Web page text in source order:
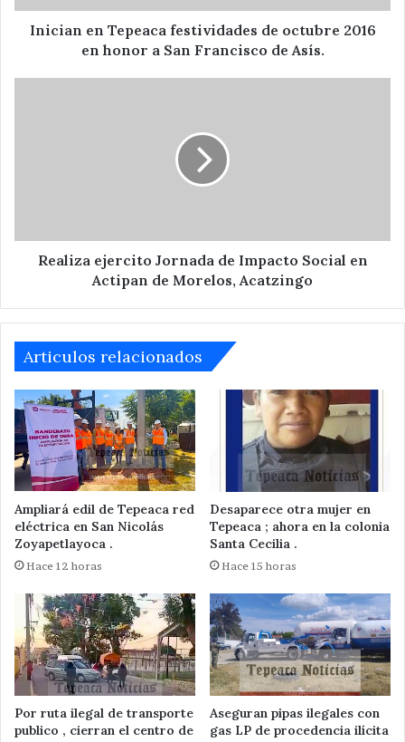
honor
Inician en Tepeaca festividades de octubre 2016
en honor a San Francisco de Asís.
de
Morelos,
Realiza ejercito Jornada de Impacto Social en
Actipan de Morelos, Acatzingo
Articulos relacionados
Ampliará edil de Tepeaca red
eléctrica en San Nicolás
Zoyapetlayoca .
Hace 12 horas
Desaparece otra mujer en
Tepeaca ; ahora en la colonia
Santa Cecilia .
Hace 15 horas
Por ruta ilegal de transporte
publico , cierran el centro de
Aseguran pipas ilegales con
gas LP de procedencia ilícita